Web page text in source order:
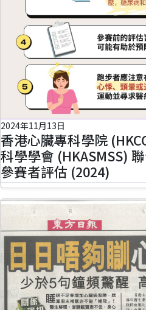
2024年11月13日
香港心臟專科學院
科學學會 (HKASMSS)
參賽者評估 (2024)